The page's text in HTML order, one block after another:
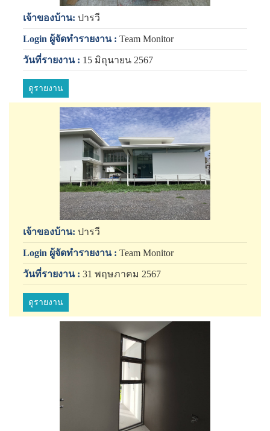
เจ้าของบ้าน: ปารวี
Login ผู้จัดทำรายงาน : Team Monitor
วันที่รายงาน : 15 มิถุนายน 2567
ดูรายงาน
เจ้าของบ้าน: ปารวี
Login ผู้จัดทำรายงาน : Team Monitor
วันที่รายงาน : 31 พฤษภาคม 2567
ดูรายงาน